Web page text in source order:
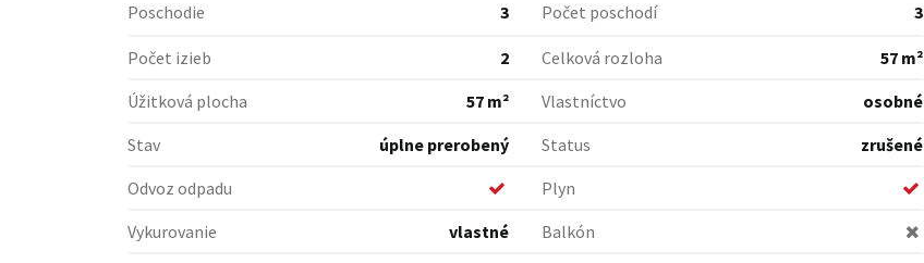
Poschodie 3 Počet poschodí 3
Počet izieb 2 Celková rozloha
57 m²
Úžitková plocha
57 m² Vlastníctvo
osobné
Stav
úplne prerobený Status
zrušené
Odvoz odpadu
Plyn
Vykurovanie
vlastné
Balkón